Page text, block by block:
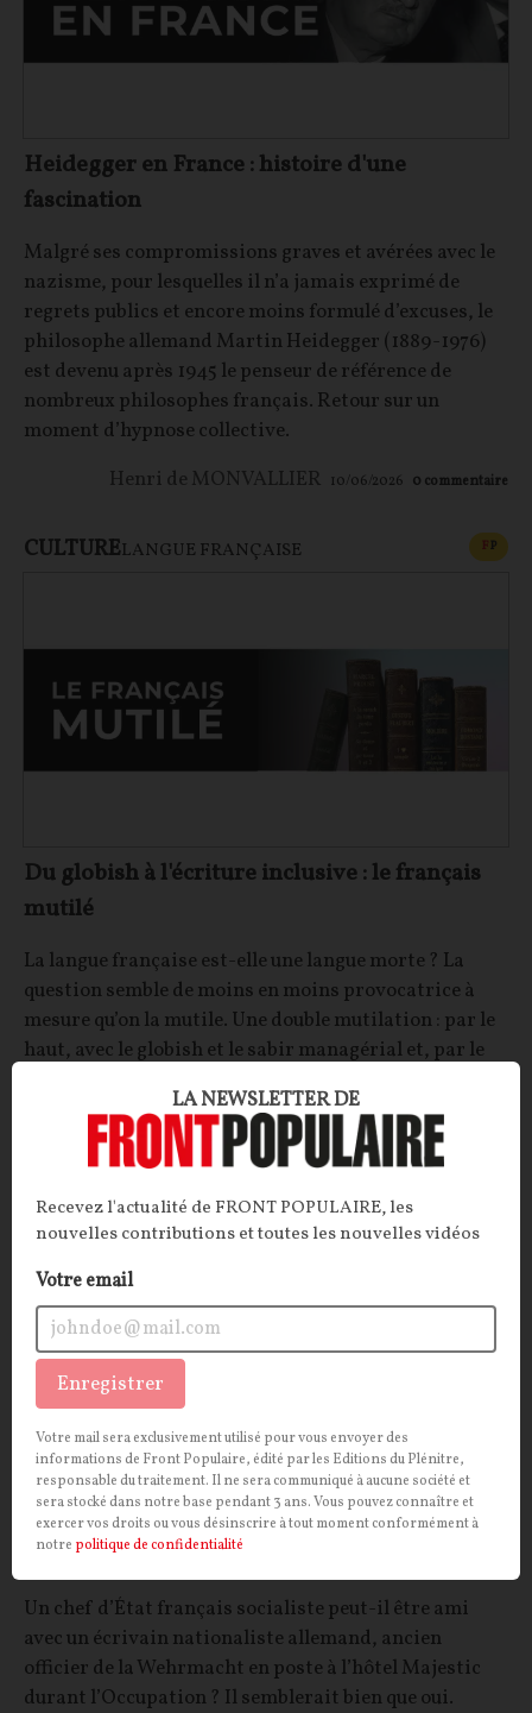
Heidegger en France : histoire d'une
fascination
Malgré ses compromissions graves et avérées avec le
nazisme, pour lesquelles il n’a jamais exprimé de
regrets publics et encore moins formulé d’excuses, le
philosophe allemand Martin Heidegger (1889-1976)
est devenu après 1945 le penseur de référence de
nombreux philosophes français. Retour sur un
moment d’hypnose collective.
Henri de MONVALLIER 10/06/2026 0 commentaire
CULTURELANGUE FRANÇAISE FP
Du globish à l'écriture inclusive : le français
mutilé
La langue française est-elle une langue morte ? La
question semble de moins en moins provocatrice à
mesure qu’on la mutile. Une double mutilation : par le
haut, avec le globish et le sabir managérial et, par le
Ingrid RIOCREUX
10/06/2026 0 commentaire
HISTOIREOCCUPATION
Les affinités inavouables : Mitterrand et Ernst
Jünger
Un chef d’État français socialiste peut-il être ami
avec un écrivain nationaliste allemand, ancien
officier de la Wehrmacht en poste à l’hôtel Majestic
durant l’Occupation ? Il semblerait bien que oui.
LA NEWSLETTER DE
Recevez l'actualité de FRONT POPULAIRE, les
nouvelles contributions et toutes les nouvelles vidéos
Votre email
Enregistrer
Votre mail sera exclusivement utilisé pour vous envoyer des
informations de Front Populaire, édité par les Editions du Plénitre,
responsable du traitement. Il ne sera communiqué à aucune société et
sera stocké dans notre base pendant 3 ans. Vous pouvez connaître et
exercer vos droits ou vous désinscrire à tout moment conformément à
notre politique de confidentialité